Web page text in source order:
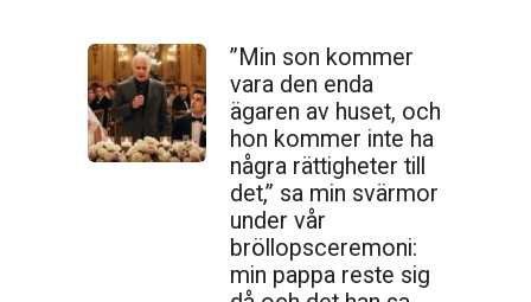
”Min son kommer
vara den enda
ägaren av huset, och
hon kommer inte ha
några rättigheter till
det,” sa min svärmor
under vår
bröllopsceremoni:
min pappa reste sig